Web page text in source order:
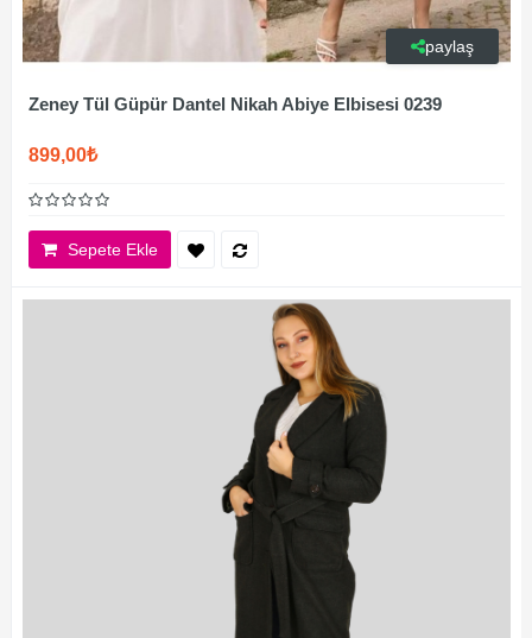
paylaş
Zeney Tül Güpür Dantel Nikah Abiye Elbisesi 0239
899,00₺
Sepete Ekle